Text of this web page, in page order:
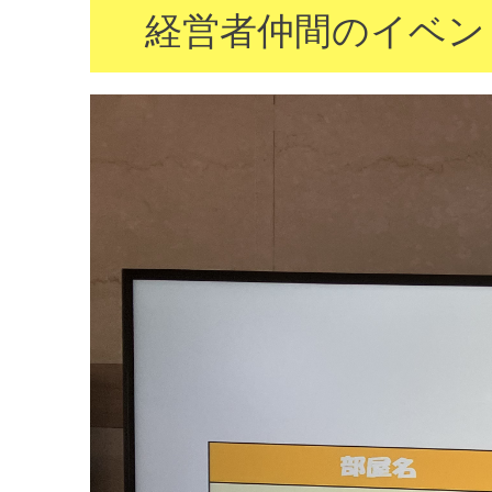
経営者仲間のイベ